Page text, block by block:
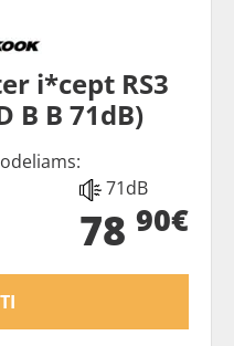
i*cept RS3
B B 71dB)
71dB
78 90€